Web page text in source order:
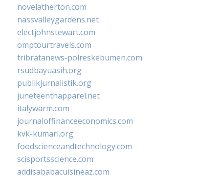
novelatherton.com
nassvalleygardens.net
electjohnstewart.com
omptourtravels.com
tribratanews-polreskebumen.com
rsudbayuasih.org
publikjurnalistik.org
juneteenthapparel.net
italywarm.com
journaloffinanceeconomics.com
kvk-kumari.org
foodscienceandtechnology.com
scisportsscience.com
addisababacuisineaz.com